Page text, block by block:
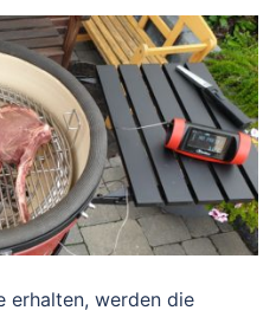
erhalten, werden die